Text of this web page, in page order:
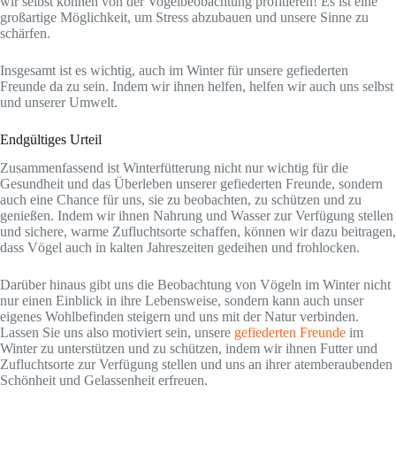
großartige Möglichkeit, um Stress abzubauen und unsere Sinne zu
schärfen.
Insgesamt ist es wichtig, auch im Winter für unsere gefiederten
Freunde da zu sein. Indem wir ihnen helfen, helfen wir auch uns selbst
und unserer Umwelt.
Endgültiges Urteil
Zusammenfassend ist Winterfütterung nicht nur wichtig für die
Gesundheit und das Überleben unserer gefiederten Freunde, sondern
auch eine Chance für uns, sie zu beobachten, zu schützen und zu
genießen. Indem wir ihnen Nahrung und Wasser zur Verfügung stellen
und sichere, warme Zufluchtsorte schaffen, können wir dazu beitragen,
dass Vögel auch in kalten Jahreszeiten gedeihen und frohlocken.
Darüber hinaus gibt uns die Beobachtung von Vögeln im Winter nicht
nur einen Einblick in ihre Lebensweise, sondern kann auch unser
eigenes Wohlbefinden steigern und uns mit der Natur verbinden.
Lassen Sie uns also motiviert sein, unsere gefiederten Freunde im
Winter zu unterstützen und zu schützen, indem wir ihnen Futter und
Zufluchtsorte zur Verfügung stellen und uns an ihrer atemberaubenden
Schönheit und Gelassenheit erfreuen.